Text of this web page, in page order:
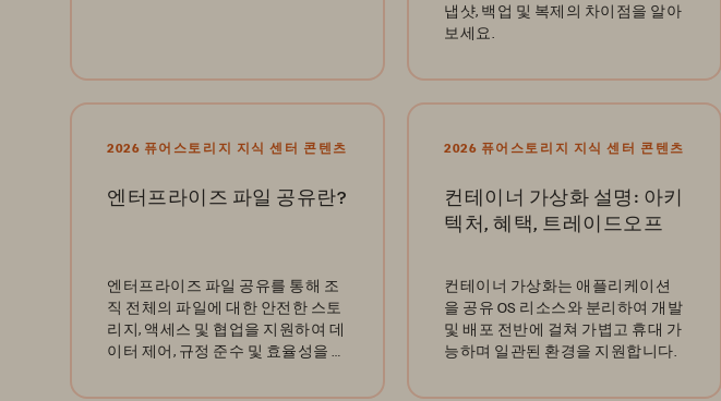
냅샷, 백업 및 복제의 차이점을 알아
보세요.
2026 퓨어스토리지 지식 센터 콘텐츠
엔터프라이즈 파일 공유란?
엔터프라이즈 파일 공유를 통해 조
직 전체의 파일에 대한 안전한 스토
리지, 액세스 및 협업을 지원하여 데
이터 제어, 규정 준수 및 효율성을 보
2026 퓨어스토리지 지식 센터 콘텐츠
컨테이너 가상화 설명: 아키
텍처, 혜택, 트레이드오프
컨테이너 가상화는 애플리케이션
을 공유 OS 리소스와 분리하여 개발
및 배포 전반에 걸쳐 가볍고 휴대 가
능하며 일관된 환경을 지원합니다.